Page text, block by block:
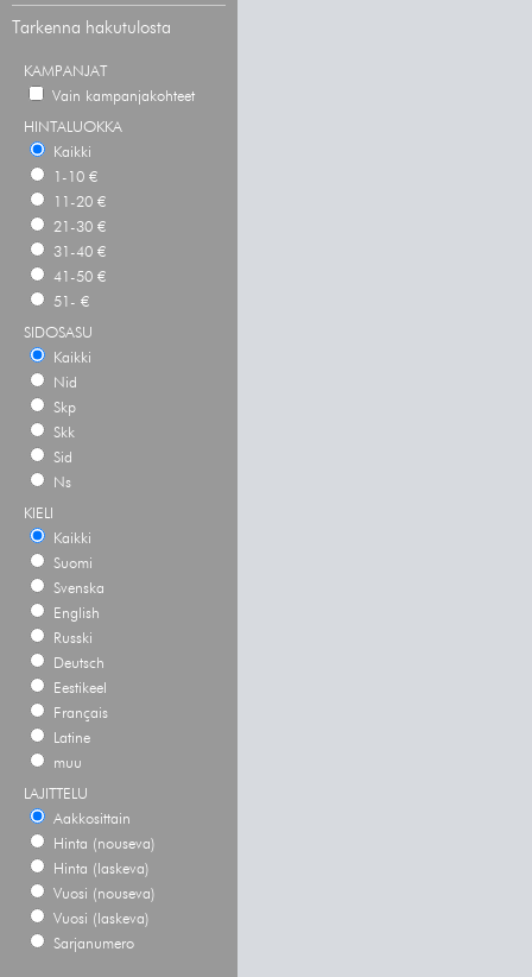
Tarkenna hakutulosta
KAMPANJAT
Vain kampanjakohteet
HINTALUOKKA
Kaikki
1-10 €
11-20 €
21-30 €
31-40 €
41-50 €
51- €
SIDOSASU
Kaikki
Nid
Skp
Skk
Sid
Ns
KIELI
Kaikki
Suomi
Svenska
English
Russki
Deutsch
Eestikeel
Français
Latine
muu
LAJITTELU
Aakkosittain
Hinta (nouseva)
Hinta (laskeva)
Vuosi (nouseva)
Vuosi (laskeva)
Sarjanumero